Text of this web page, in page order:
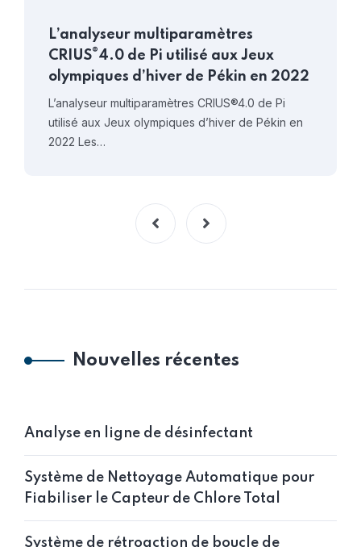
L’analyseur multiparamètres
CRIUS®4.0 de Pi utilisé aux Jeux
olympiques d’hiver de Pékin en 2022
L’analyseur multiparamètres CRIUS®4.0 de Pi
utilisé aux Jeux olympiques d’hiver de Pékin en
2022 Les…
Nouvelles récentes
Analyse en ligne de désinfectant
Système de Nettoyage Automatique pour
Fiabiliser le Capteur de Chlore Total
Système de rétroaction de boucle de